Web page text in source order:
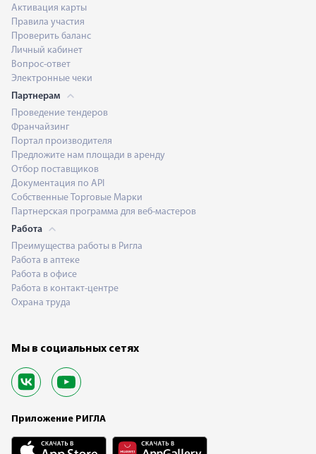
Активация карты
Правила участия
Проверить баланс
Личный кабинет
Вопрос-ответ
Электронные чеки
Партнерам
Проведение тендеров
Франчайзинг
Портал производителя
Предложите нам площади в аренду
Отбор поставщиков
Документация по API
Собственные Торговые Марки
Партнерская программа для веб-мастеров
Работа
Преимущества работы в Ригла
Работа в аптеке
Работа в офисе
Работа в контакт-центре
Охрана труда
Мы в социальных сетях
Приложение РИГЛА